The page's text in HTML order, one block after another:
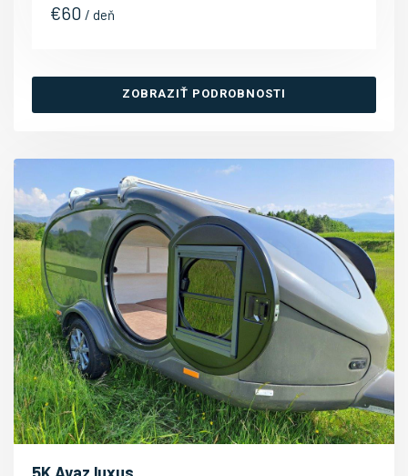
€60 / deň
ZOBRAZIŤ PODROBNOSTI